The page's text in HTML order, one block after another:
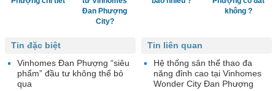
Đan Phượng
City?
không ?
Tin liên quan
Hệ thống sân thể thao đa
năng đỉnh cao tại Vinhomes
Wonder City Đan Phượng
Tin đặc biệt
Vinhomes Đan Phượng “siêu
phẩm” đầu tư không thể bỏ
qua